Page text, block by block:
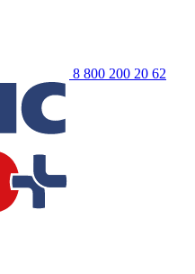
8 800 200 20 62